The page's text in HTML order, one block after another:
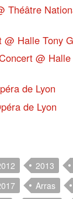
Théâtre
Halle Tony
@
de Lyon
de Lyon
2013
Arras